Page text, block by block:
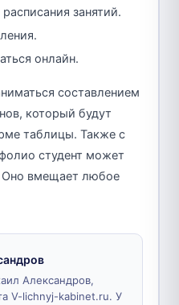
занятий.
онлайн.
составлением
который будут
таблицы. Также с
студент может
Оно вмещает любое
Александров,
V-lichnyj-kabinet.ru. У